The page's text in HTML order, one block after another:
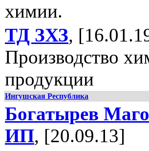
химии.
ТД ЗХЗ,
Производство
продукции
Ингушская Республика
Богатырев
ИП, [20.09.13]